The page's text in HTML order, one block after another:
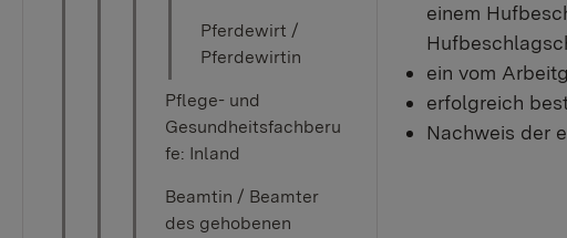
Pferdewirt /
Pferdewirtin
Pflege- und
Gesundheitsfachberu
fe: Inland
Beamtin / Beamter
des gehobenen
einem
ein vom
erfolgreich
Nachweis der